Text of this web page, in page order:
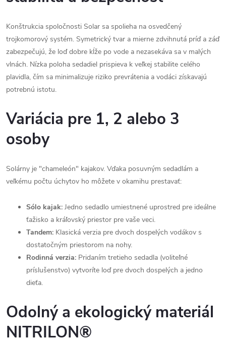
Konštrukcia spoločnosti Solar sa spolieha na osvedčený
trojkomorový systém. Symetrický tvar a mierne zdvihnutá príď a záď
zabezpečujú, že loď dobre kĺže po vode a nezasekáva sa v malých
vlnách. Nízka poloha sedadiel prispieva k veľkej stabilite celého
plavidla, čím sa minimalizuje riziko prevrátenia a vodáci získavajú
potrebnú istotu.
Variácia pre 1, 2 alebo 3
osoby
Solárny je "chameleón" kajakov. Vďaka posuvným sedadlám a
veľkému počtu úchytov ho môžete v okamihu prestavať:
Sólo kajak: Jedno sedadlo umiestnené uprostred pre ideálne
ťažisko a kráľovský priestor pre vaše veci.
Tandem: Klasická verzia pre dvoch dospelých vodákov s
dostatočným priestorom na nohy.
Rodinná verzia: Pridaním tretieho sedadla (voliteľné
príslušenstvo) vytvoríte loď pre dvoch dospelých a jedno
dieťa.
Odolný a ekologický materiál
NITRILON®